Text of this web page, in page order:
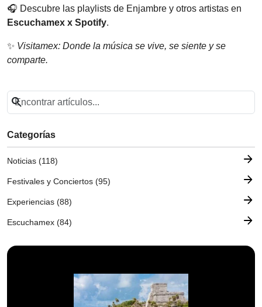
🎧 Descubre las playlists de Enjambre y otros artistas en
Escuchamex x Spotify.
✨ Visitamex: Donde la música se vive, se siente y se
comparte.
search
Categorías
Noticias (118) arrow_forward
Festivales y Conciertos (95) arrow_forward
Experiencias (88) arrow_forward
Escuchamex (84) arrow_forward